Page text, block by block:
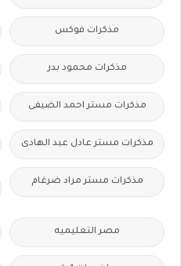
مذكرات فوكس
مذكرات محمود بدر
مذكرات مستر احمد الضيفى
مذكرات مستر عادل عبد الهادى
مذكرات مستر مراد ضرغام
مصر التعليميه